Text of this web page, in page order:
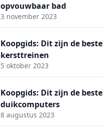
opvouwbaar bad
3 november 2023
Koopgids: Dit zijn de beste
kersttreinen
5 oktober 2023
Koopgids: Dit zijn de beste
duikcomputers
8 augustus 2023